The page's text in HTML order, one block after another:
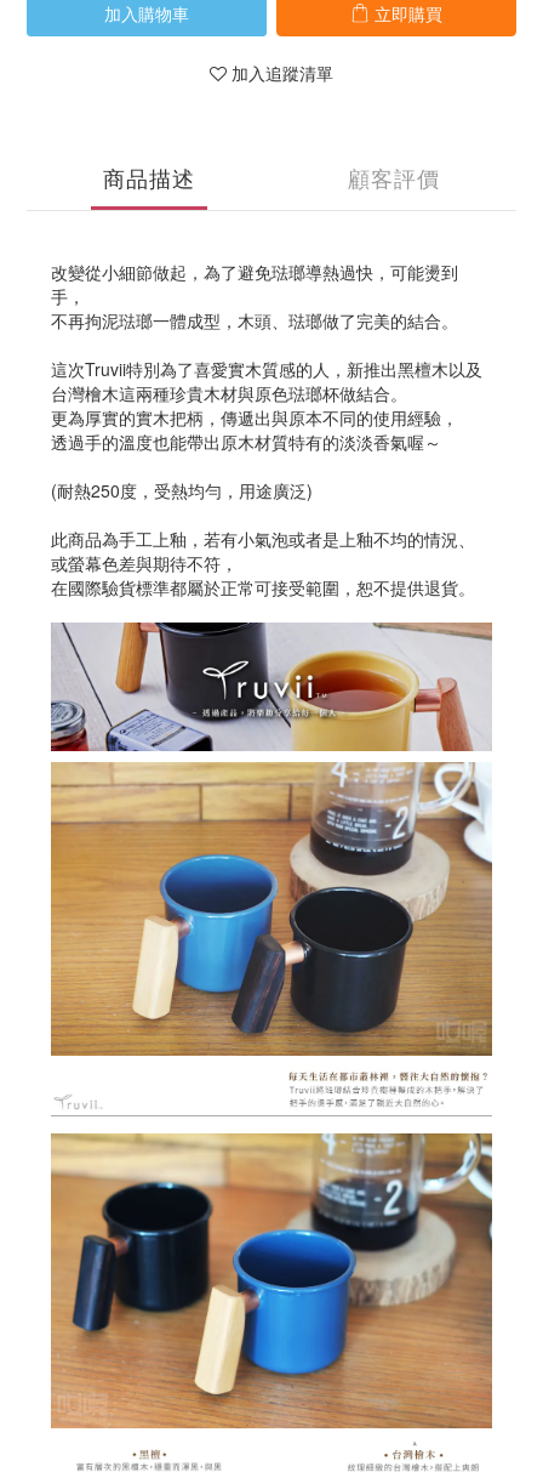
加入購物車 立即購買
加入追蹤清單
商品描述 顧客評價
改變從小細節做起，為了避免琺瑯導熱過快，可能燙到
手，
不再拘泥琺瑯一體成型，木頭、琺瑯做了完美的結合。
這次Truvii特別為了喜愛實木質感的人，新推出黑檀木以及
台灣檜木這兩種珍貴木材與原色琺瑯杯做結合。
更為厚實的實木把柄，傳遞出與原本不同的使用經驗，
透過手的溫度也能帶出原木材質特有的淡淡香氣喔～
(耐熱250度，受熱均勻，用途廣泛)
此商品為手工上釉，若有小氣泡或者是上釉不均的情況、
或螢幕色差與期待不符，
在國際驗貨標準都屬於正常可接受範圍，恕不提供退貨。